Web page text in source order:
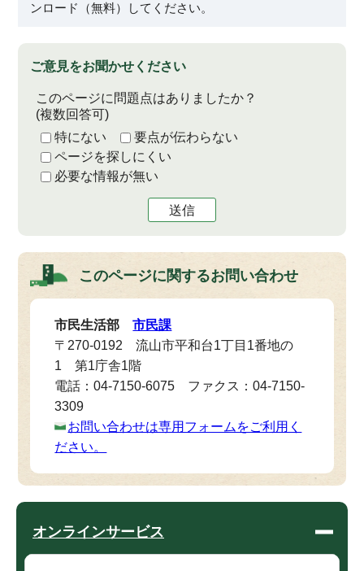
ンロード（無料）してください。
ご意見をお聞かせください
このページに問題点はありましたか？
(複数回答可)
特にない
要点が伝わらない
ページを探しにくい
必要な情報が無い
送信
このページに関するお問い合わせ
市民生活部市民課
〒270-0192 流山市平和台1丁目1番地の
1 第1庁舎1階
電話：04-7150-6075 ファクス：04-7150-
3309
お問い合わせは専用フォームをご利用く
ださい。
オンラインサービス